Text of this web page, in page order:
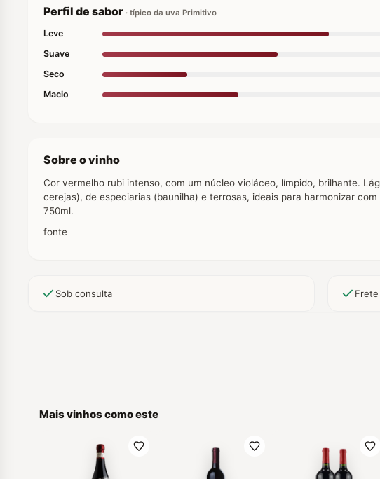
Perfil de sabor · típico da uva Primitivo
Leve
Suave
Seco
Macio
Sobre o vinho
Cor vermelho rubi intenso, com um núcleo violáceo, límpido, brilhante.
cerejas), de especiarias (baunilha) e terrosas, ideais para harmonizar
750ml.
fonte
Sob consulta
Mais vinhos como este